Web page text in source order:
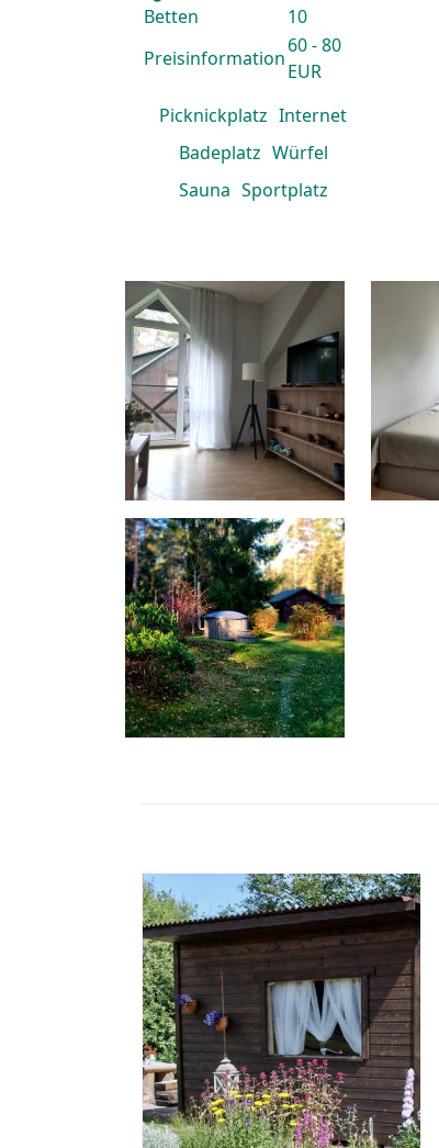
Betten
10
Preisinformation
60 - 80
EUR
Picknickplatz Internet
Badeplatz Würfel
Sauna Sportplatz